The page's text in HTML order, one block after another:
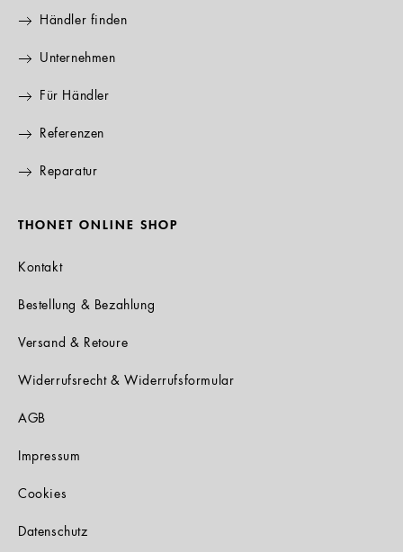
Händler finden
Unternehmen
Für Händler
Referenzen
Reparatur
THONET ONLINE SHOP
Kontakt
Bestellung & Bezahlung
Versand & Retoure
Widerrufsrecht & Widerrufsformular
AGB
Impressum
Cookies
Datenschutz